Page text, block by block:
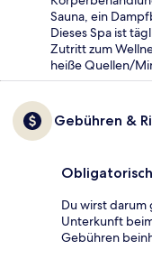
Sauna, ein
Dieses Spa ist
Zutritt zum
heiße Quellen/
Gebühren &
Du wirst
Unterkunft
Gebühren